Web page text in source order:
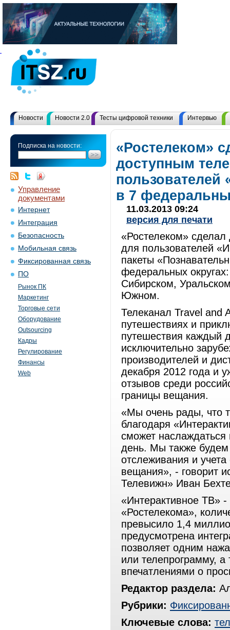
Новости Новости 2.0 Тесты цифровой техники Интервью
Подписка на новости:
Управление
документами
Интернет
Интеграция
Безопасность
Мобильная связь
Фиксированная связь
ПО
Рынок ПК
Маркетинг
Торговые сети
Оборудование
Outsourcing
Кадры
Регулирование
Финансы
Web
«Ростелеком»
доступным
пользователей
в 7
11.03.2013 09:24
версия для печати
«Ростелеком»
для пользователей
пакеты
федеральных
Сибирском,
Южном.
Телеканал Travel and
путешествиях и
путешествия каждый
исключительно
производителей и
декабря 2012 года и
отзывов среди
границы вещания.
«Мы очень рады, что
благодаря
сможет
день. Мы также
отслеживания и
вещания», - говорит
Телевижн» Иван
«Интерактивное ТВ»
«Ростелекома»,
превысило 1,4
предусмотрена
позволяет одним
или телепрограмму, а
впечатлениями о
Редактор раздела:
Рубрики:
Ключевые слова: